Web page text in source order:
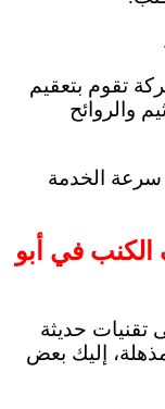
تقوم بتعقيم
والروائح
الخدمة
الكنب في أبو
حديثة
إليك بعض